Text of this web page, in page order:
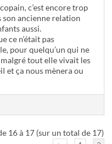
c’est encore trop
ancienne relation
aussi.
ce n’était pas
pour quelqu’un qui ne
malgré tout elle vivait les
et ça nous mènera ou
16 à 17 (sur un total de 17)